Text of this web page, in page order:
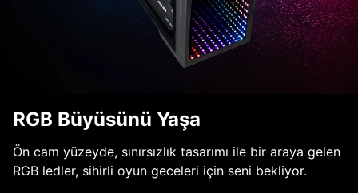
RGB Büyüsünü Yaşa
Ön cam yüzeyde, sınırsızlık tasarımı ile bir araya gelen
RGB ledler, sihirli oyun geceleri için seni bekliyor.